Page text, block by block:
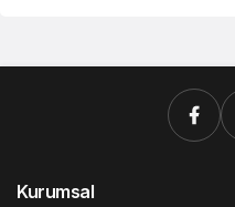
Kurumsal